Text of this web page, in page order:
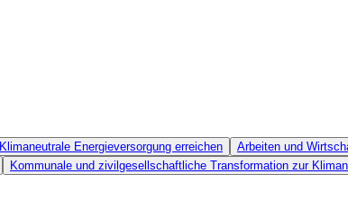
Klimaneutrale Energieversorgung erreichen Arbeiten und
Kommunale und zivilgesellschaftliche Transformation zur